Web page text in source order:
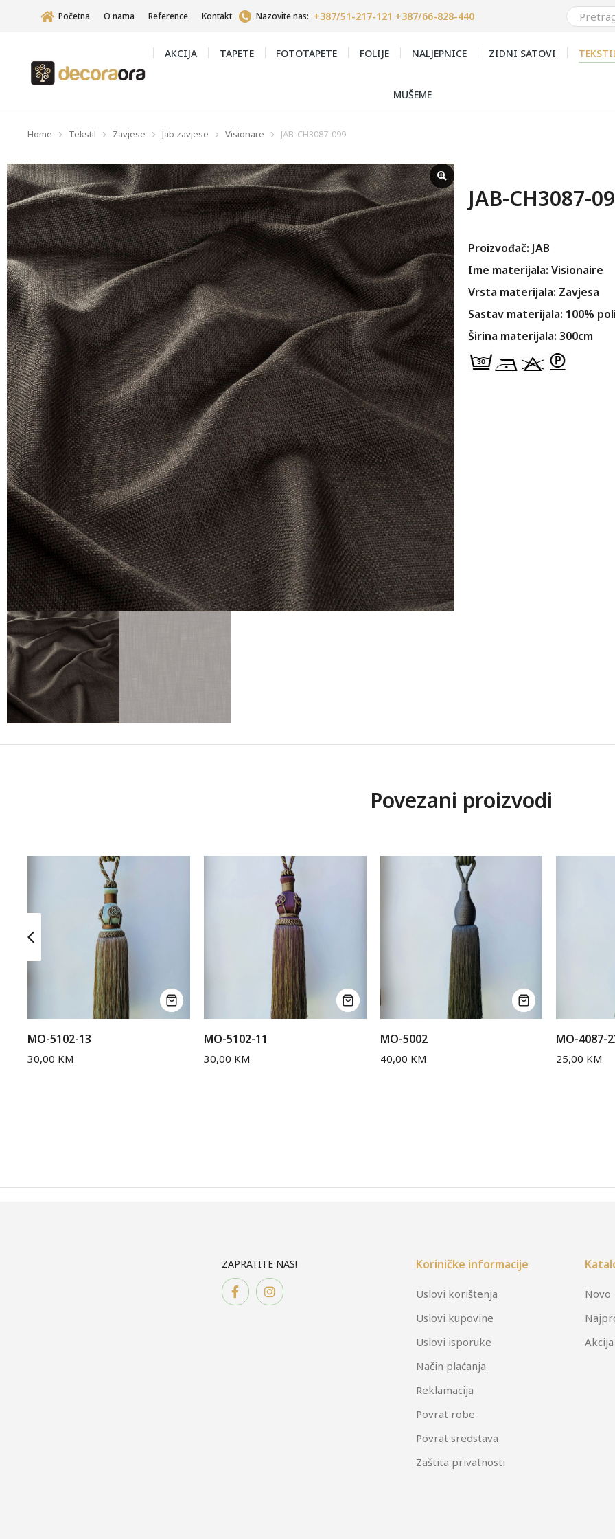
Početna O nama Reference Kontakt Nazovite nas: +387/51-217-121 +387/66-828-440
AKCIJA TAPETE FOTOTAPETE FOLIJE NALJEPNICE ZIDNI SATOVI
MUŠEME
You are here:
Home Tekstil Zavjese Jab zavjese Visionare JAB-CH3087-099
JAB-CH3087-
Proizvođač: JAB
Ime materijala: Visionaire
Vrsta materijala: Zavjesa
Sastav materijala: 100%
Širina materijala: 300cm
Povezani proizvodi
MO-5102-13
30,00 KM
MO-5102-11
30,00 KM
MO-5002
40,00 KM
MO-4087-
25,00 KM
ZAPRATITE NAS! Koriničke informacije
Uslovi korištenja
Uslovi kupovine
Uslovi isporuke
Način plaćanja
Reklamacija
Povrat robe
Povrat sredstava
Zaštita privatnosti
Novo
Akcija